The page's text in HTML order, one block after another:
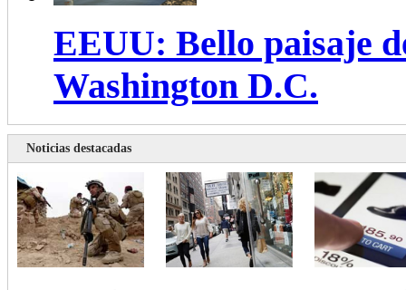
EEUU: Bello paisaje
Washington D.C.
Noticias destacadas